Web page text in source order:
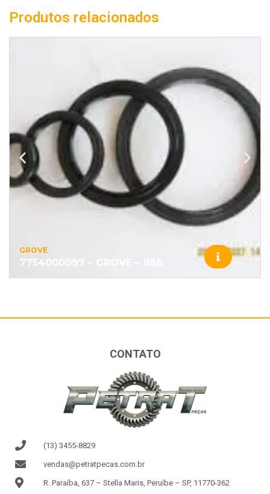
Produtos relacionados
GROVE
7754000097 – GROVE – 886
CONTATO
(13) 3455-8829
vendas@petratpecas.com.br
R. Paraíba, 637 – Stella Maris, Peruíbe – SP, 11770-362